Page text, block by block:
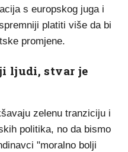
s europskog juga i
platiti više da bi
promjene.
ljudi, stvar je
zelenu tranziciju i
politika, no da bismo
"moralno bolji